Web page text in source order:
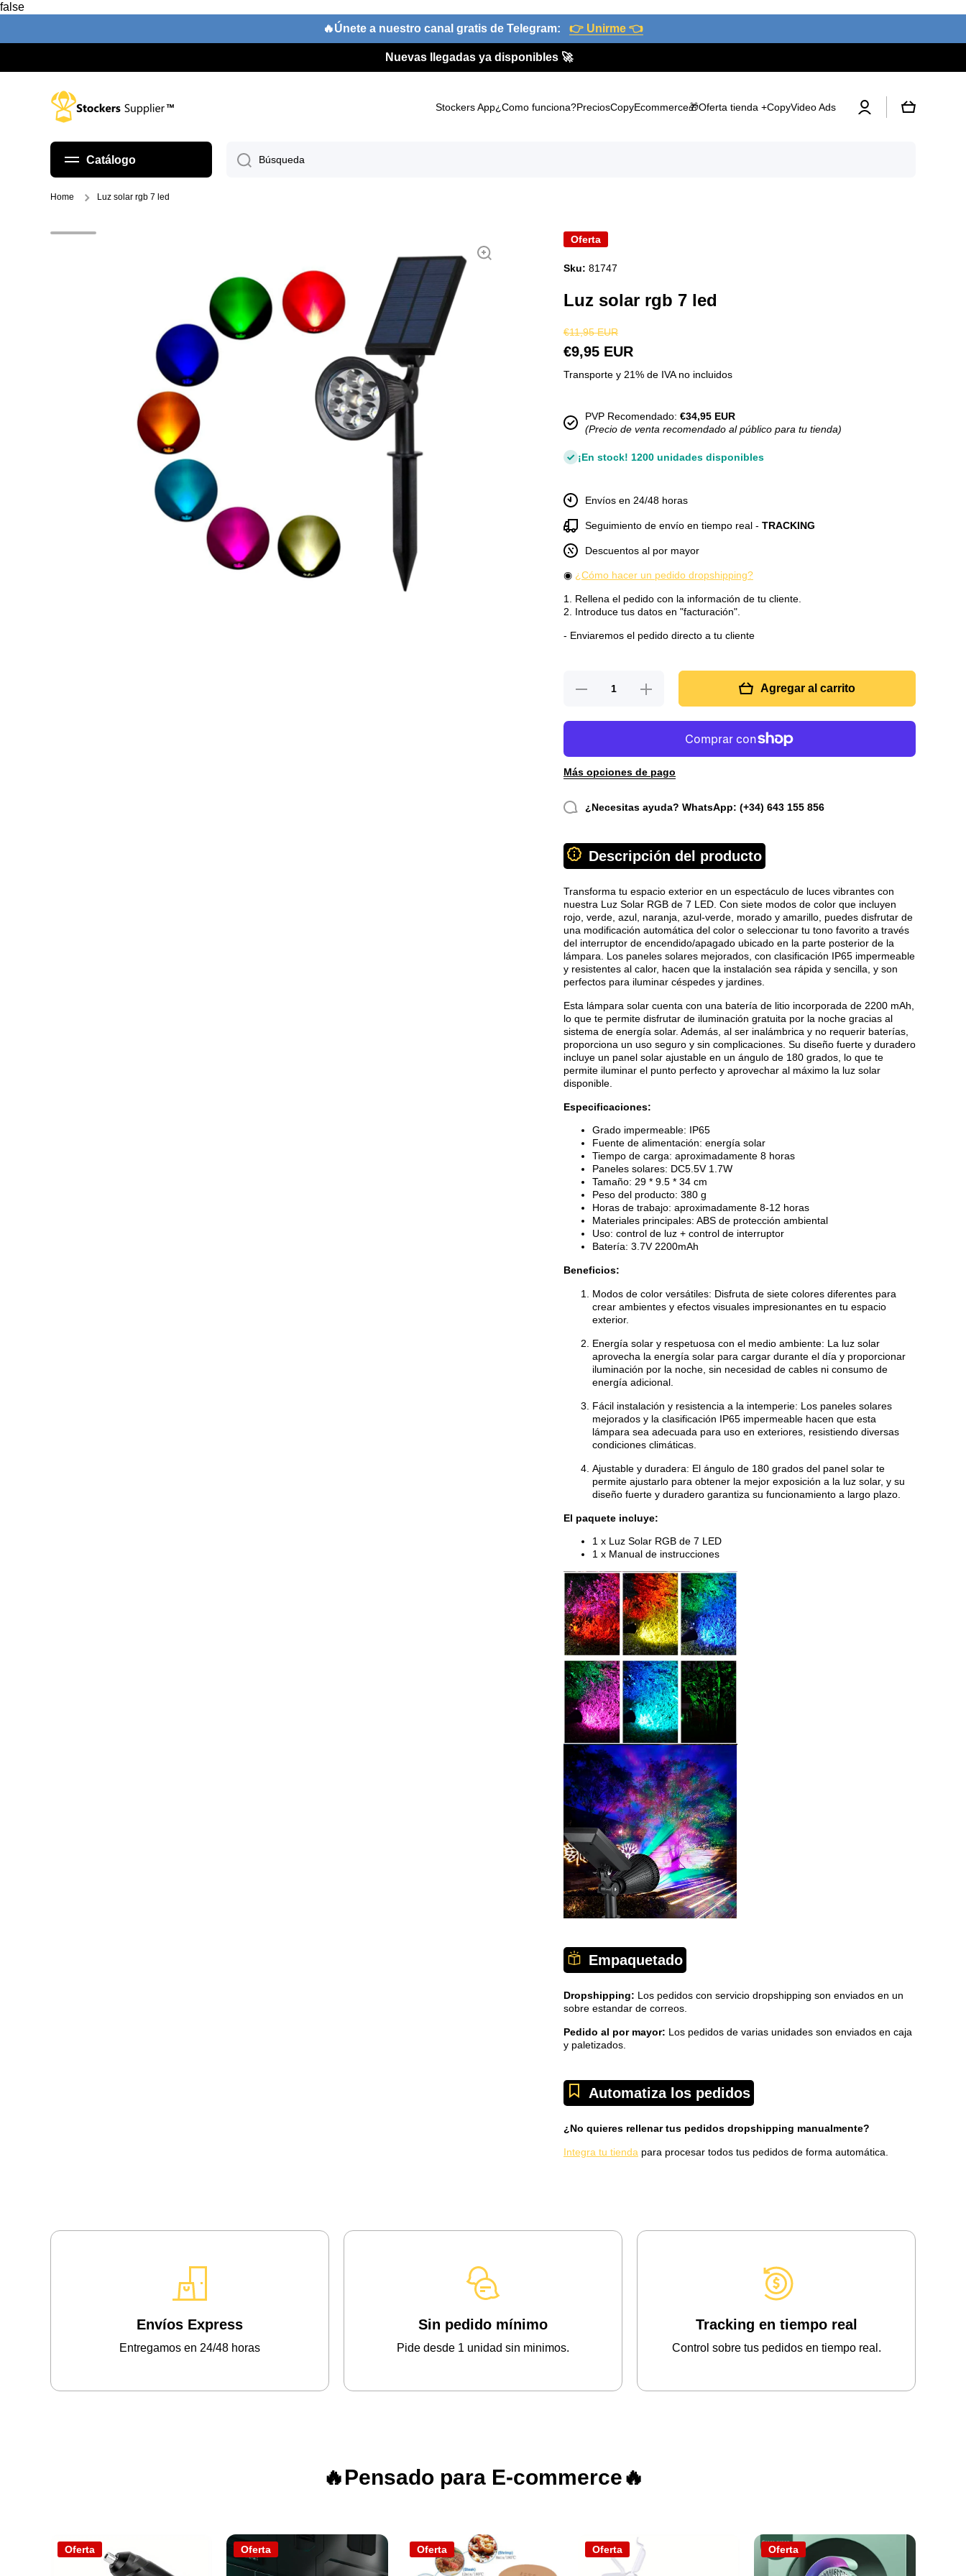
false
Ir directamente al contenido
🔥Únete a nuestro canal gratis de Telegram: 👉 Unirme 👈
Nuevas llegadas ya disponibles 🚀
Stockers App¿Como funciona?PreciosCopyEcommerce🎁Oferta tienda +CopyVideo Ads
Iniciar
sesión
Carrito
Catálogo Búsqueda
Home Luz solar rgb 7 led
Oferta
Sku: 81747
Luz solar rgb 7 led
€11,95 EUR
€9,95 EUR
Transporte y 21% de IVA no incluidos
PVP Recomendado: €34,95 EUR
(Precio de venta recomendado al público para tu tienda)
¡En stock! 1200 unidades disponibles
Envíos en 24/48 horas
Seguimiento de envío en tiempo real - TRACKING
Descuentos al por mayor
◉ ¿Cómo hacer un pedido dropshipping?
1. Rellena el pedido con la información de tu cliente.
2. Introduce tus datos en "facturación".
- Enviaremos el pedido directo a tu cliente
Reducir
Luz
Aumentar
cantidad
solar rgb
Agregar al carrito
Más opciones de pago
¿Necesitas ayuda? WhatsApp: (+34) 643 155 856
Descripción del producto
Transforma tu espacio exterior en un espectáculo de luces vibrantes con
nuestra Luz Solar RGB de 7 LED. Con siete modos de color que incluyen
rojo, verde, azul, naranja, azul-verde, morado y amarillo, puedes disfrutar de
una modificación automática del color o seleccionar tu tono favorito a través
del interruptor de encendido/apagado ubicado en la parte posterior de la
lámpara. Los paneles solares mejorados, con clasificación IP65 impermeable
y resistentes al calor, hacen que la instalación sea rápida y sencilla, y son
perfectos para iluminar céspedes y jardines.
Esta lámpara solar cuenta con una batería de litio incorporada de 2200 mAh,
lo que te permite disfrutar de iluminación gratuita por la noche gracias al
sistema de energía solar. Además, al ser inalámbrica y no requerir baterías,
proporciona un uso seguro y sin complicaciones. Su diseño fuerte y duradero
incluye un panel solar ajustable en un ángulo de 180 grados, lo que te
permite iluminar el punto perfecto y aprovechar al máximo la luz solar
disponible.
Especificaciones:
Grado impermeable: IP65
Fuente de alimentación: energía solar
Tiempo de carga: aproximadamente 8 horas
Paneles solares: DC5.5V 1.7W
Tamaño: 29 * 9.5 * 34 cm
Peso del producto: 380 g
Horas de trabajo: aproximadamente 8-12 horas
Materiales principales: ABS de protección ambiental
Uso: control de luz + control de interruptor
Batería: 3.7V 2200mAh
Beneficios:
Modos de color versátiles: Disfruta de siete colores diferentes para
crear ambientes y efectos visuales impresionantes en tu espacio
exterior.
Energía solar y respetuosa con el medio ambiente: La luz solar
aprovecha la energía solar para cargar durante el día y proporcionar
iluminación por la noche, sin necesidad de cables ni consumo de
energía adicional.
Fácil instalación y resistencia a la intemperie: Los paneles solares
mejorados y la clasificación IP65 impermeable hacen que esta
lámpara sea adecuada para uso en exteriores, resistiendo diversas
condiciones climáticas.
Ajustable y duradera: El ángulo de 180 grados del panel solar te
permite ajustarlo para obtener la mejor exposición a la luz solar, y su
diseño fuerte y duradero garantiza su funcionamiento a largo plazo.
El paquete incluye:
1 x Luz Solar RGB de 7 LED
1 x Manual de instrucciones
Empaquetado
Dropshipping: Los pedidos con servicio dropshipping son enviados en un
sobre estandar de correos.
Pedido al por mayor: Los pedidos de varias unidades son enviados en caja
y paletizados.
Automatiza los pedidos
¿No quieres rellenar tus pedidos dropshipping manualmente?
Integra tu tienda para procesar todos tus pedidos de forma automática.
Envíos Express
Entregamos en 24/48 horas
Sin pedido mínimo
Pide desde 1 unidad sin minimos.
Tracking en tiempo real
Control sobre tus pedidos en tiempo real.
🔥Pensado para E-commerce🔥
Oferta Oferta Oferta Oferta Oferta